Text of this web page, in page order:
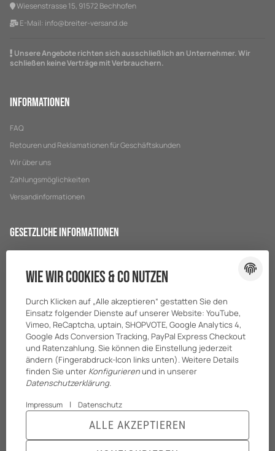
Wiesenstrasse 15, 91572 Bechhofen
E-Mail: info@breiter-versand.de
Unsere Angebote richten sich ausschließlich an Unternehmer. Wir
schließen keine Verträge mit Verbrauchern.
Informationen
FAQ
Retouren und Reklamationen für Geschäftskunden
Wir über uns
Zahlungsmöglichkeiten
Versandinformationen
Gesetzliche Informationen
Impressum
Batteriegesetzhinweise
Wie wir Cookies & Co nutzen
Durch Klicken auf „Alle akzeptieren“ gestatten Sie den
Einsatz folgender Dienste auf unserer Website: YouTube,
Vimeo, ReCaptcha, uptain, SHOPVOTE, Google Analytics 4,
Google Ads Conversion Tracking, PayPal Express Checkout
und Ratenzahlung. Sie können die Einstellung jederzeit
ändern (Fingerabdruck-Icon links unten). Weitere Details
finden Sie unter Konfigurierenund in unserer
Datenschutzerklärung.
Impressum | Datenschutz
ALLE AKZEPTIEREN